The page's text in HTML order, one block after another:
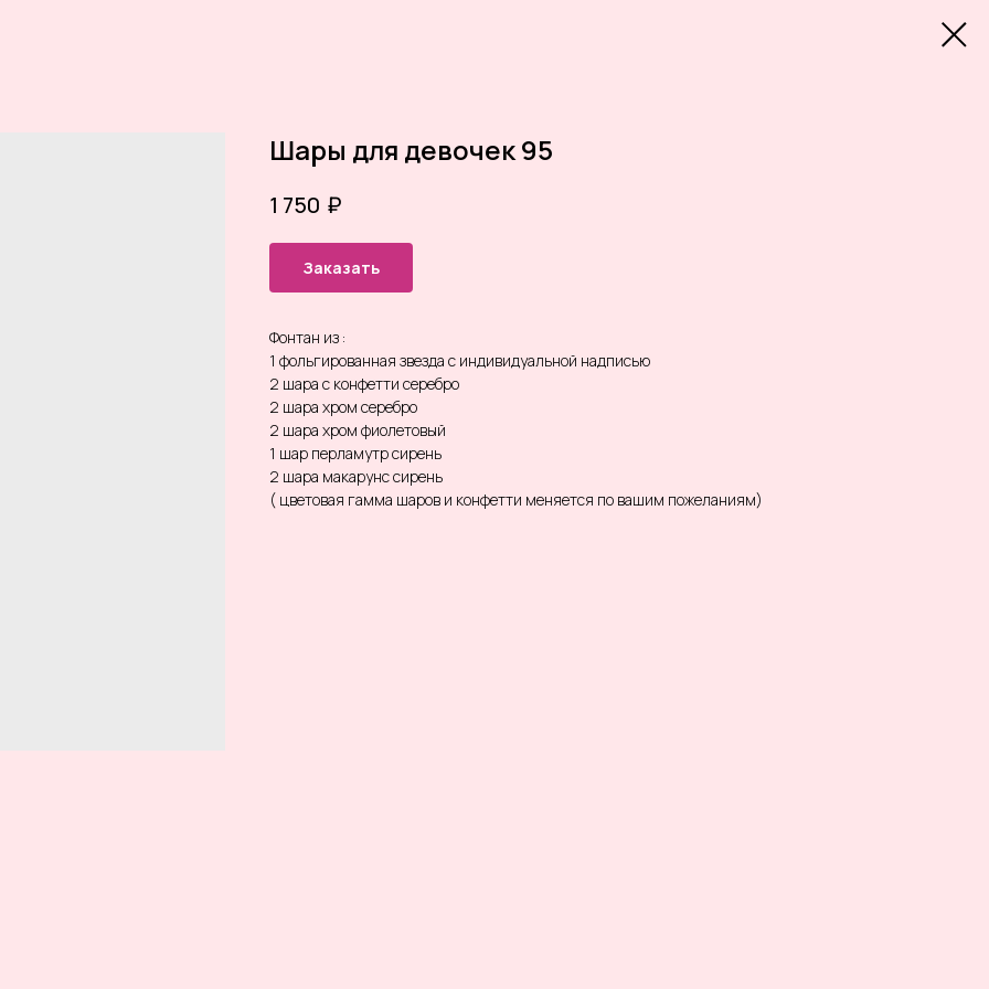
Шары для девочек 95
1 750 ₽
Заказать
Фонтан из :
1 фольгированная звезда с индивидуальной надписью
2 шара с конфетти серебро
2 шара хром серебро
2 шара хром фиолетовый
1 шар перламутр сирень
2 шара макарунс сирень
( цветовая гамма шаров и конфетти меняется по вашим пожеланиям)